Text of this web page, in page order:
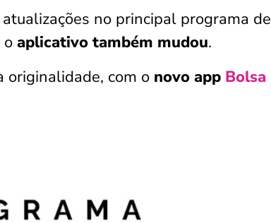
no principal programa de
o aplicativo também mudou.
originalidade, com o novo app Bolsa